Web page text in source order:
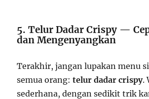
5. Telur Dadar Crispy —
dan Mengenyangkan
Terakhir, jangan lupakan menu
semua orang:telur dadar crispy.
sederhana, dengan sedikit trik